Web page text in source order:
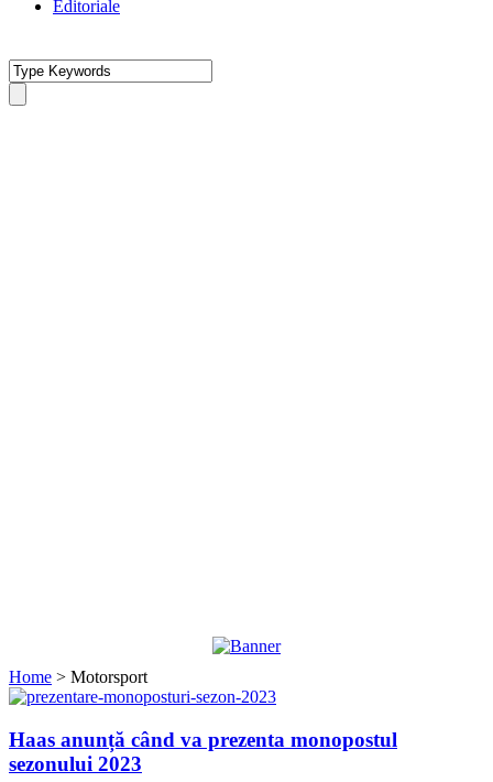
Editoriale
Home > Motorsport
Haas anunță când va prezenta monopostul
sezonului 2023